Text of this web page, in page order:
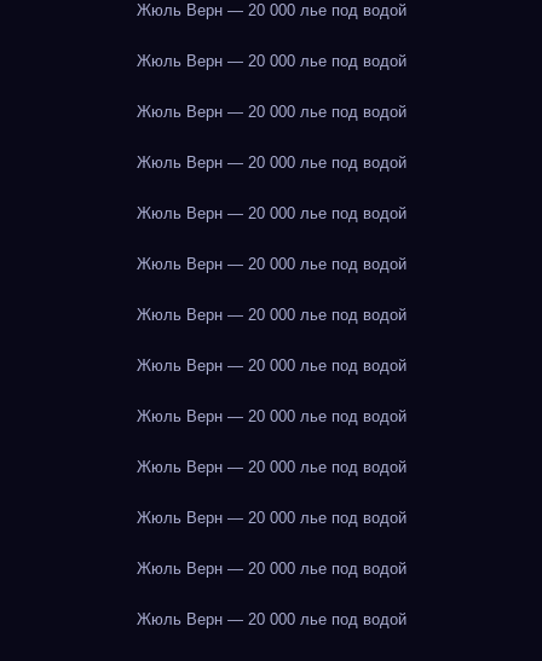
Жюль Верн — 20 000 лье под водой
Жюль Верн — 20 000 лье под водой
Жюль Верн — 20 000 лье под водой
Жюль Верн — 20 000 лье под водой
Жюль Верн — 20 000 лье под водой
Жюль Верн — 20 000 лье под водой
Жюль Верн — 20 000 лье под водой
Жюль Верн — 20 000 лье под водой
Жюль Верн — 20 000 лье под водой
Жюль Верн — 20 000 лье под водой
Жюль Верн — 20 000 лье под водой
Жюль Верн — 20 000 лье под водой
Жюль Верн — 20 000 лье под водой